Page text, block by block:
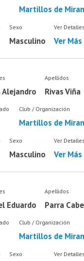
Martillos de
Sexo
Masculino
Ver Detalles
Ver Más
Alejandro
Apellidos
Rivas Viña
Club / Organización
Martillos de
Sexo
Masculino
Ver Detalles
Ver Más
Eduardo
Apellidos
Parra
Club / Organización
Martillos de
Sexo Ver Detalles